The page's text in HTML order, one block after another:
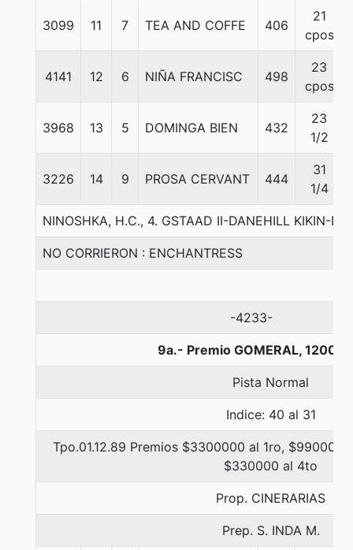
3099 11 7 TEA AND COFFE 406
21
cpos
4141 12 6 NIÑA FRANCISC 498
23
cpos
3968 13 5 DOMINGA BIEN 432
23
1/2
3226 14 9 PROSA CERVANT 444
31
1/4
NINOSHKA, H.C., 4. GSTAAD II-DANEHILL KIKIN-
NO CORRIERON : ENCHANTRESS
-4233-
9a.- Premio GOMERAL, 1200
Pista Normal
Indice: 40 al 31
Tpo.01.12.89 Premios $3300000 al 1ro, $990000
$330000 al 4to
Prop. CINERARIAS
Prep. S. INDA M.